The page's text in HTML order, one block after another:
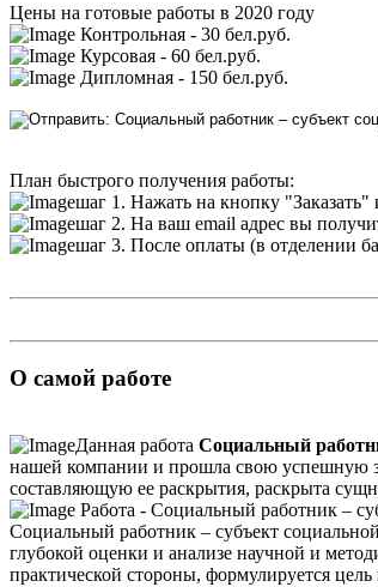
Цены на готовые работы в
Контрольная - 30 бел.руб.
Курсовая - 60 бел.руб.
Дипломная - 150 бел.руб.
План быстрого получения работы:
шаг 1. Нажать на кнопку
шаг 2. На ваш email адрес вы
шаг 3. После оплаты (в отделении
О самой работе
Данная работа Социальный
нашей компании и прошла свою успешную
составляющую ее раскрытия, раскрыта
Работа - Социальный работник –
Социальный работник – субъект
глубокой оценки и анализе научной и
практической стороны, формулируется